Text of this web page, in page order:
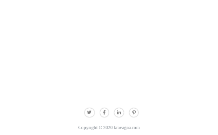
Copyright © 2020 kravagna.com